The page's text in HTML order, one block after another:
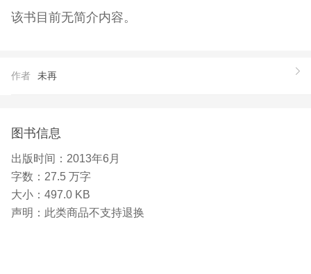
该书目前无简介内容。
作者 未再
图书信息
出版时间： 2013年6月
字数： 27.5 万字
大小： 497.0 KB
声明： 此类商品不支持退换